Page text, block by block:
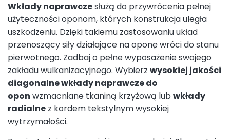
Wkłady naprawczesłużą do przywrócenia pełnej
użyteczności oponom, których konstrukcja uległa
uszkodzeniu. Dzięki takiemu zastosowaniu układ
przenoszący siły działające na oponę wróci do stanu
pierwotnego. Zadbaj o pełne wyposażenie swojego
zakładu wulkanizacyjnego. Wybierz wysokiej jakości
diagonalne wkłady naprawcze do
opon wzmacniane tkaniną krzyżową lubwkłady
radialne z kordem tekstylnym wysokiej
wytrzymałości.